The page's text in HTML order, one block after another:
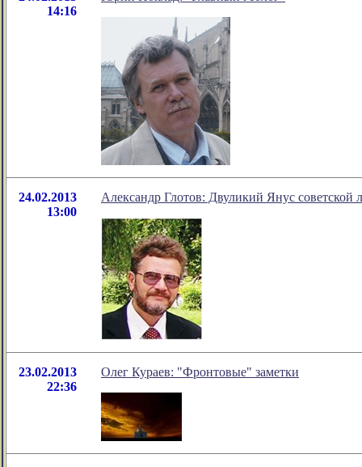
14:16
24.02.2013
13:00
Александр Глотов: Двуликий Янус
23.02.2013
22:36
Олег Кураев: "Фронтовые" заметки